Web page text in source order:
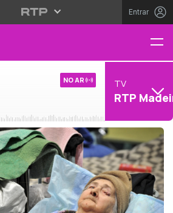
Entrar
NO AR TV
RTP